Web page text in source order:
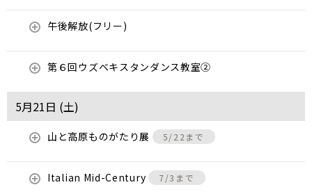
午後解放(フリー)
第６回ウズベキスタンダンス教室②
5月21日 (土)
山と高原ものがたり展 5/22まで
Italian Mid-Century 7/3まで